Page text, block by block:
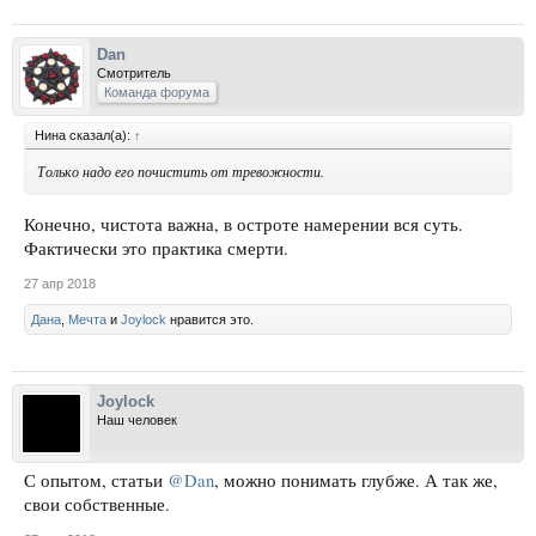
Dan
Смотритель
Команда форума
Нина сказал(а): ↑
Только надо его почистить от тревожности.
Конечно, чистота важна, в остроте намерении вся суть.
Фактически это практика смерти.
27 апр 2018
Дана Мечта и Joylock нравится это.
Joylock
Наш человек
С опытом, статьи @Dan, можно понимать глубже. А так же,
свои собственные.